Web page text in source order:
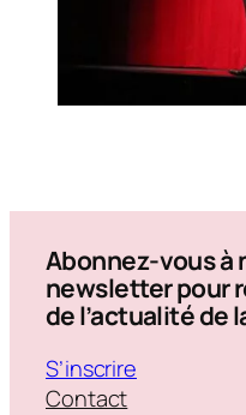
Abonnez-vous à
newsletter pour
de l’actualité de
S’inscrire
Contact